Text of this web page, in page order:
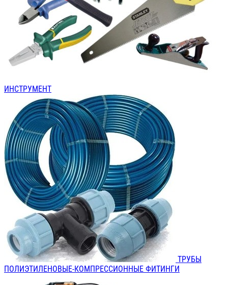
ИНСТРУМЕНТ
ТРУБЫ
ПОЛИЭТИЛЕНОВЫЕ-КОМПРЕССИОННЫЕ ФИТИНГИ